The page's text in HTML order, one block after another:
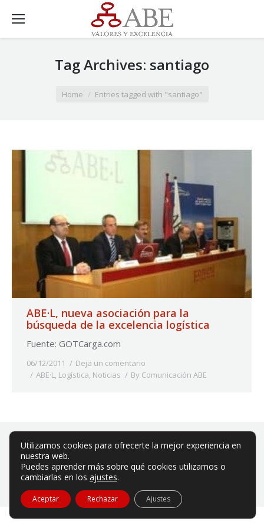
Tag Archives: santiago
Home Entries tagged with "santiago"
ABE·L, nueva asociación para la
búsqueda de la excelencia logística
Fuente: GOTCarga.com
06/12/2011
Deja un comentario
ABE·L, Logística, Noticias By Comunicación ABE
ABE es una asociación privada sin ánimo de lucro.
Aviso legal
|Política de privacidad|Política de cookies
Utilizamos cookies para ofrecerte la mejor experiencia en
nuestra web.
Puedes aprender más sobre qué cookies utilizamos o
cambiarlas en los ajustes.
Aceptar Rechazar Ajustes